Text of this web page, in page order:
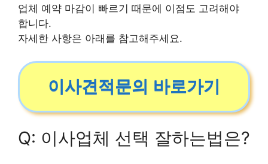
업체 예약 마감이 빠르기 때문에 이점도 고려해야
합니다.
자세한 사항은 아래를 참고해주세요.
이사견적문의 바로가기
Q: 이사업체 선택 잘하는법은?